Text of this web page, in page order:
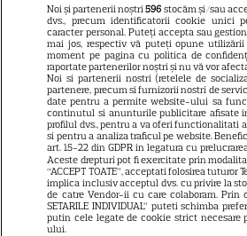
15
Elena
pregătit
credea că
3
TIMP LIBER
Alin Panc și
construiesc
viitorului” în
arăta
Noi și partenerii noștri596 stocăm și/sau
dvs., precum identificatorii cookie unici
caracter personal. Puteți accepta sau
mai jos, respectiv vă puteți opune
moment pe pagina cu politica de
raportate partenerilor noștri și nu vă vor
Noi si partenerii nostri (retelele de
partenere, precum si furnizorii nostri de
date pentru a permite website-ului sa
continutul si anunturile publicitare afisate
profilul dvs., pentru a va oferi functionalitati
si pentru a analiza traficul pe website.
art. 15-22 din GDPR in legatura cu
Aceste drepturi pot fi exercitate prin
“ACCEPT TOATE”, acceptati folosirea tuturor
implica inclusiv acceptul dvs. cu privire la
de catre Vendor-ii cu care colaboram. Prin
SETARILE INDIVIDUAL” puteti schimba
putin cele legate de cookie strict
ului.